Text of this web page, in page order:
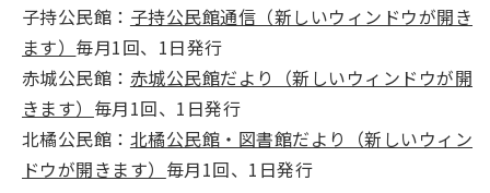
子持公民館： 子持公民館通信（新しいウィンドウが開き
ます） 毎月1回、1日発行
赤城公民館： 赤城公民館だより（新しいウィンドウが開
きます） 毎月1回、1日発行
北橘公民館： 北橘公民館・図書館だより（新しいウィン
ドウが開きます） 毎月1回、1日発行